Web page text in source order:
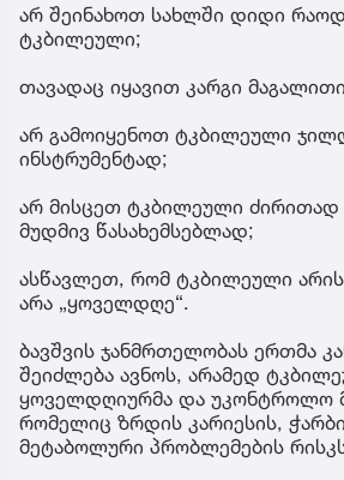
არ შეინახოთ სახლში დიდი
ტკბილეული;
თავადაც იყავით კარგი
არ გამოიყენოთ ტკბილეული
ინსტრუმენტად;
არ მისცეთ ტკბილეული ძირითად
მუდმივ წასახემსებლად;
ასწავლეთ, რომ ტკბილეული არის
არა „ყოველდღე“.
ბავშვის ჯანმრთელობას ერთმა
შეიძლება ავნოს, არამედ
ყოველდღიურმა და უკონტროლო
რომელიც ზრდის კარიესის,
მეტაბოლური პრობლემების